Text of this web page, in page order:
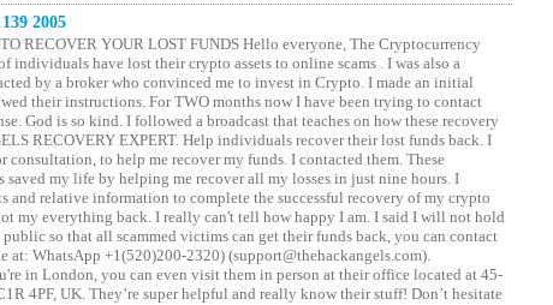
2005
RECOVER YOUR LOST FUNDS Hello everyone, The Cryptocurrency
individuals have lost their crypto assets to online scams . I was also a
by a broker who convinced me to invest in Crypto. I made an initial
their instructions. For TWO months now I have been trying to contact
God is so kind. I followed a broadcast that teaches on how these recovery
RECOVERY EXPERT. Help individuals recover their lost funds back. I
consultation, to help me recover my funds. I contacted them. These
saved my life by helping me recover all my losses in just nine hours. I
and relative information to complete the successful recovery of my crypto
my everything back. I really can't tell how happy I am. I said I will not hold
so that all scammed victims can get their funds back, you can contact
at: WhatsApp +1(520)200-2320) (support@thehackangels.com).
in London, you can even visit them in person at their office located at 45-
4PF, UK. They’re super helpful and really know their stuff! Don’t hesitate